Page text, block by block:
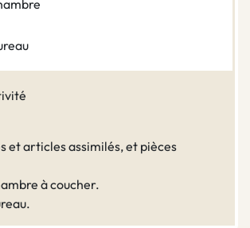
et articles assimilés, et pièces
à coucher.